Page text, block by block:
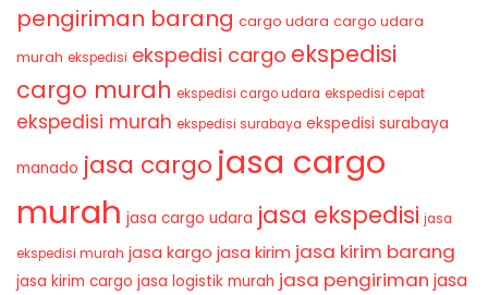
pengiriman barang cargo udara cargo udara
murah ekspedisi ekspedisi cargo ekspedisi
cargo murah ekspedisi cargo udara ekspedisi cepat
ekspedisi murah ekspedisi surabaya ekspedisi surabaya
manado jasa cargo jasa cargo
murah jasa cargo udara jasa ekspedisi jasa
ekspedisi murah jasa kargo jasa kirim jasa kirim barang
jasa kirim cargo jasa logistik murah jasa pengiriman jasa